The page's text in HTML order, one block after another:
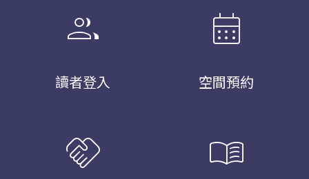
group
讀者登入
calendar_month
空間預約
handshake menu_book